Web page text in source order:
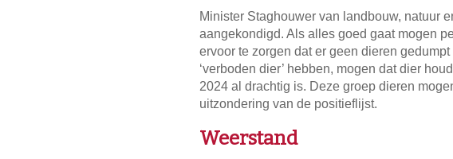
Minister Staghouwer van landbouw, natuur
aangekondigd. Als alles goed gaat mogen
ervoor te zorgen dat er geen dieren
‘verboden dier’ hebben, mogen dat dier
2024 al drachtig is. Deze groep dieren
uitzondering van de positieflijst.
Weerstand